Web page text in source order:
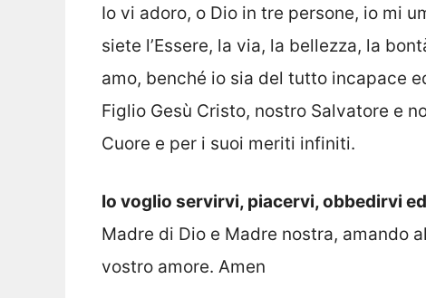
Io vi adoro, o Dio in tre persone, io mi
siete l’Essere, la via, la bellezza, la
amo, benché io sia del tutto incapace
Figlio Gesù Cristo, nostro Salvatore e
Cuore e per i suoi meriti infiniti.
Io voglio servirvi, piacervi, obbedirvi
Madre di Dio e Madre nostra, amando
vostro amore. Amen